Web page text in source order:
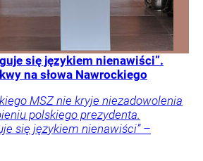
się językiem nienawiści”.
na słowa Nawrockiego
MSZ nie kryje niezadowolenia
polskiego prezydenta.
się językiem nienawiści” –